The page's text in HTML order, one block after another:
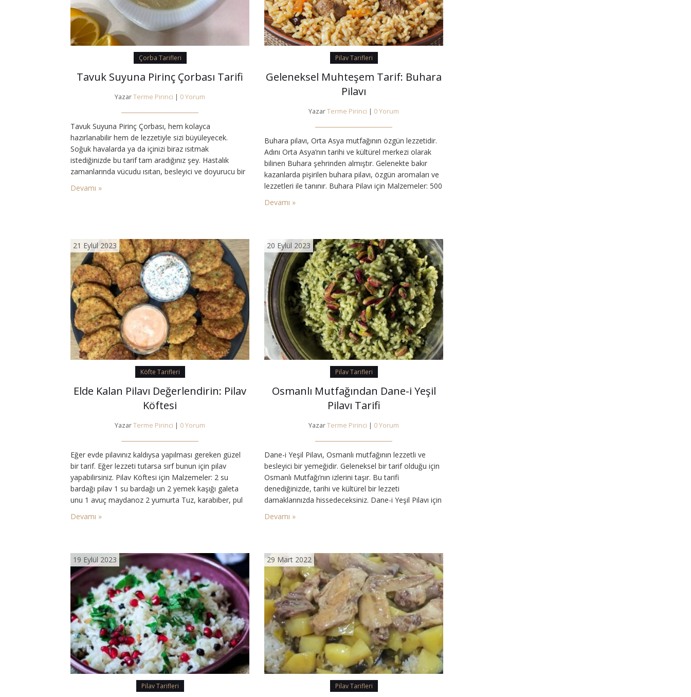
Çorba Tarifleri
Tavuk Suyuna Pirinç Çorbası Tarifi
YazarTerme Pirinci | 0 Yorum
Tavuk Suyuna Pirinç Çorbası, hem kolayca
hazırlanabilir hem de lezzetiyle sizi büyüleyecek.
Soğuk havalarda ya da içinizi biraz ısıtmak
istediğinizde bu tarif tam aradığınız şey. Hastalık
zamanlarında vücudu ısıtan, besleyici ve doyurucu bir
tam da size göre bir seçenek olabilir. Bu muhteşem
Devamı »
Pilav Tarifleri
Geleneksel Muhteşem Tarif: Buhara
Pilavı
YazarTerme Pirinci | 0 Yorum
Buhara pilavı, Orta Asya mutfağının özgün lezzetidir.
Adını Orta Asya’nın tarihi ve kültürel merkezi olarak
bilinen Buhara şehrinden almıştır. Gelenekte bakır
kazanlarda pişirilen buhara pilavı, özgün aromaları ve
lezzetleri ile tanınır. Buhara Pilavı için Malzemeler: 500
Yarım çay bardağı haşlanmış bezelye Yarım çay
Devamı »
21 Eylül 2023
Köfte Tarifleri
Elde Kalan Pilavı Değerlendirin: Pilav
Köftesi
YazarTerme Pirinci | 0 Yorum
Eğer evde pilavınız kaldıysa yapılması gereken güzel
bir tarif. Eğer lezzeti tutarsa sırf bunun için pilav
yapabilirsiniz. Pilav Köftesi için Malzemeler: 2 su
bardağı pilav 1 su bardağı un 2 yemek kaşığı galeta
unu 1 avuç maydanoz 2 yumurta Tuz, karabiber, pul
hepsini bir kaba alın. Yoğurun ve şekil verin. yapışan
Devamı »
20 Eylül 2023
Pilav Tarifleri
Osmanlı Mutfağından Dane-i Yeşil
Pilavı Tarifi
YazarTerme Pirinci | 0 Yorum
Dane-i Yeşil Pilavı, Osmanlı mutfağının lezzetli ve
besleyici bir yemeğidir. Geleneksel bir tarif olduğu için
Osmanlı Mutfağı’nın izlerini taşır. Bu tarifi
denediğinizde, tarihi ve kültürel bir lezzeti
damaklarınızda hissedeceksiniz. Dane-i Yeşil Pilavı için
tereyağı 1 adet kuru soğan ¼ bağ taze nane ¼ bağ
Devamı »
19 Eylül 2023
Pilav Tarifleri
29 Mart 2022
Pilav Tarifleri